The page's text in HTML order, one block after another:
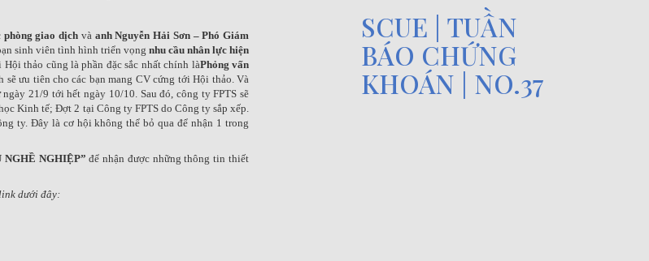
phòng giao dịch và anh Nguyễn Hải Sơn – Phó Giám
sinh viên tình hình triển vọng nhu cầu nhân lực hiện
Hội thảo cũng là phần đặc sắc nhất chính làPhỏng vấn
ưu tiên cho các bạn mang CV cứng tới Hội thảo. Và
ngày 21/9 tới hết ngày 10/10. Sau đó, công ty FPTS sẽ
Kinh tế; Đợt 2 tại Công ty FPTS do Công ty sắp xếp.
ty. Đây là cơ hội không thể bỏ qua để nhận 1 trong
NGHIỆP” để nhận được những thông tin thiết
dưới đây:
SCUE | TUẦN
BÁO CHỨNG
KHOÁN | NO.37